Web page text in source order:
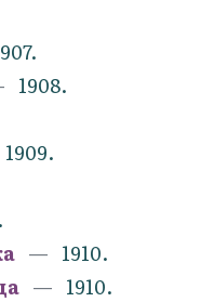
1908.
1909.
1910.
1910.